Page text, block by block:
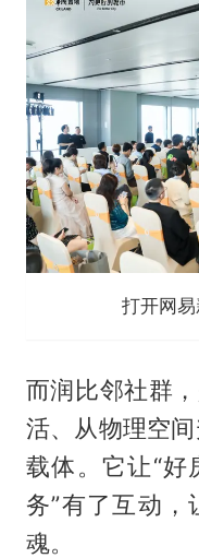
打开网
而润比邻社群
活、从物理空
载体。它让“好
务”有了互动，
魂。